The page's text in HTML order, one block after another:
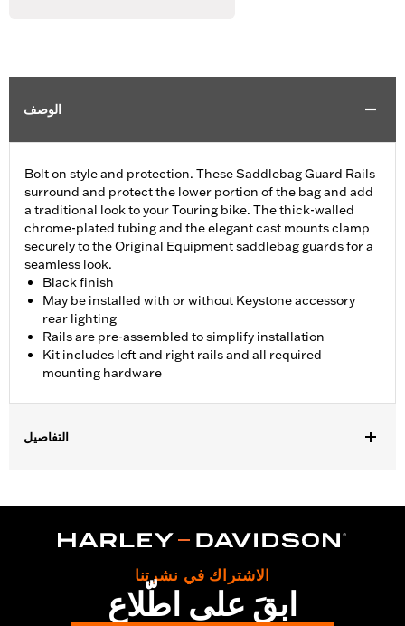
الوصف
Bolt on style and protection. These Saddlebag Guard Rails
surround and protect the lower portion of the bag and add
a traditional look to your Touring bike. The thick-walled
chrome-plated tubing and the elegant cast mounts clamp
securely to the Original Equipment saddlebag guards for a
seamless look.
Black finish
May be installed with or without Keystone accessory
rear lighting
Rails are pre-assembled to simplify installation
Kit includes left and right rails and all required
mounting hardware
التفاصيل
FLHXST, FLTRX, FLTRXS and FLTRXST require separate
purchase of Saddlebag Guard and Support kit 90200787 or
90200788. Does not fit with stretched side covers or CVO style
Installation Instructions
الاشتراك في نشرتنا
ابقَ على اطّلاع